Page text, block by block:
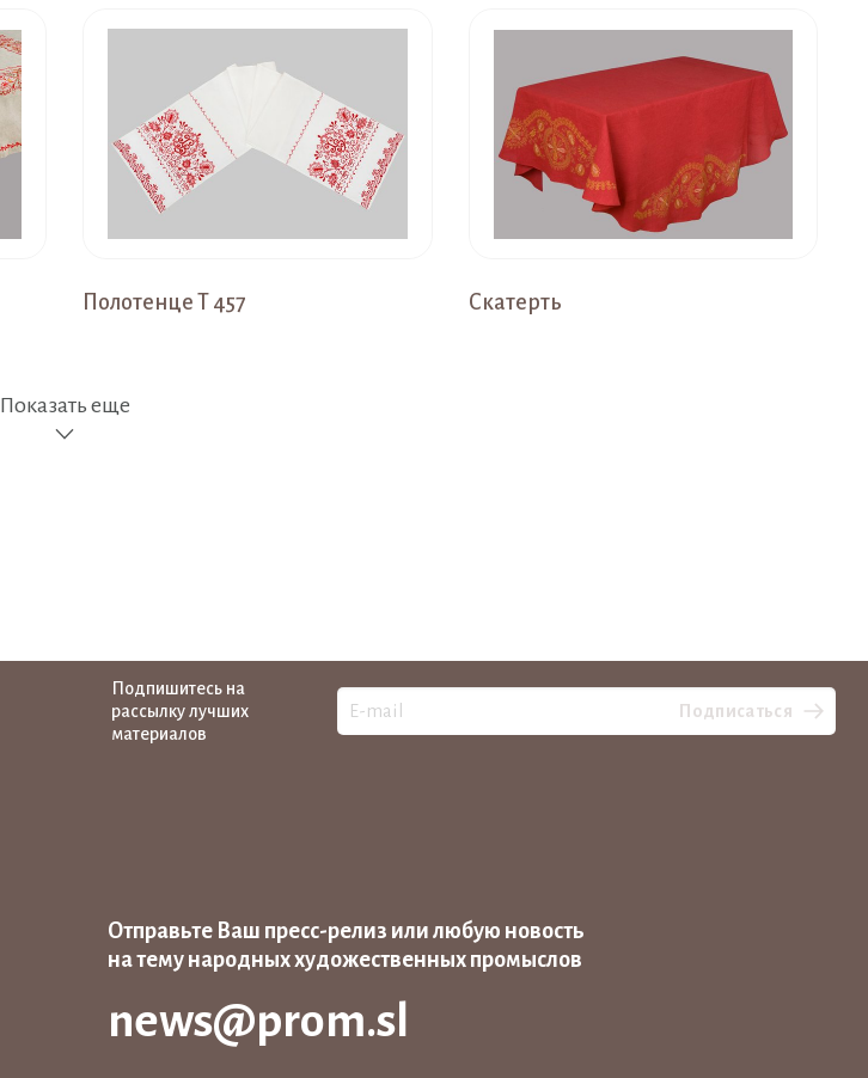
Полотенце Т 457 Скатерть
Показать еще
Подпишитесь на
рассылку лучших
материалов
Подписаться
Отправьте Ваш пресс-релиз или любую новость
на тему народных художественных промыслов
news@prom.sl